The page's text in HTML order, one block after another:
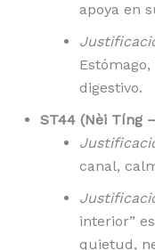
apoya en
digestivo.
ST44 (Nèi Tíng
canal,
interior”
quietud,